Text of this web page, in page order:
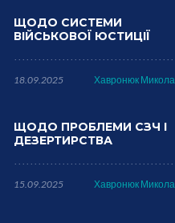
ЩОДО СИСТЕМИ
ВІЙСЬКОВОЇ ЮСТИЦІЇ
18.09.2025 Хавронюк Микола
ЩОДО ПРОБЛЕМИ СЗЧ І
ДЕЗЕРТИРСТВА
15.09.2025 Хавронюк Микола